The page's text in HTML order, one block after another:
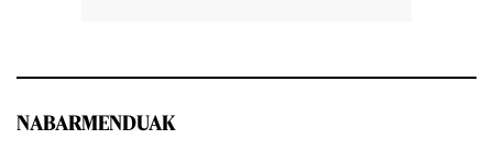
NABARMENDUAK